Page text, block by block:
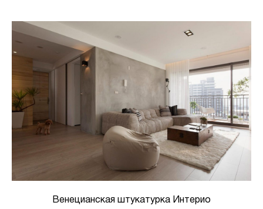
Венецианская штукатурка Интерио